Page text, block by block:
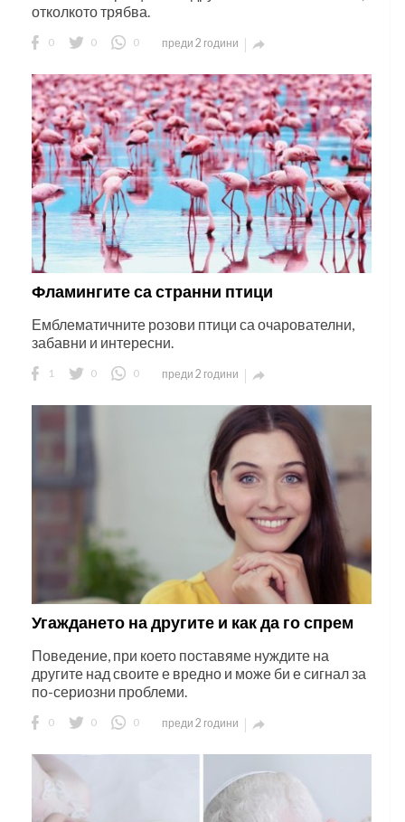
отколкото трябва.
0 0 0 преди 2 години 
Фламингите са странни птици
Емблематичните розови птици са очарователни,
забавни и интересни.
1 0 0 преди 2 години 
Угаждането на другите и как да го спрем
Поведение, при което поставяме нуждите на
другите над своите е вредно и може би е сигнал за
по-сериозни проблеми.
0 0 0 преди 2 години 